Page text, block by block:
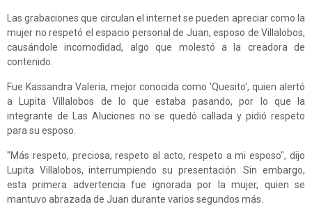
Las grabaciones que circulan el internet se pueden apreciar como la
mujer no respetó el espacio personal de Juan, esposo de Villalobos,
causándole incomodidad, algo que molestó a la creadora de
contenido.
Fue Kassandra Valeria, mejor conocida como 'Quesito', quien alertó
a Lupita Villalobos de lo que estaba pasando, por lo que la
integrante de Las Aluciones no se quedó callada y pidió respeto
para su esposo.
"Más respeto, preciosa, respeto al acto, respeto a mi esposo", dijo
Lupita Villalobos, interrumpiendo su presentación. Sin embargo,
esta primera advertencia fue ignorada por la mujer, quien se
mantuvo abrazada de Juan durante varios segundos más.